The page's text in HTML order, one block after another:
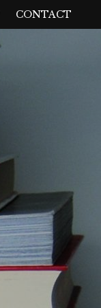
CONTACT